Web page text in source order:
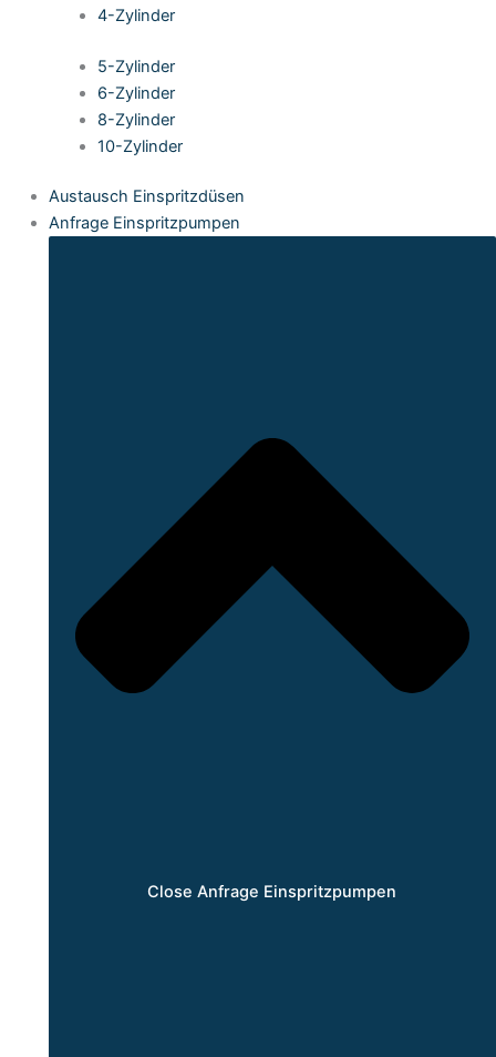
4-Zylinder
5-Zylinder
6-Zylinder
8-Zylinder
10-Zylinder
Austausch Einspritzdüsen
Anfrage Einspritzpumpen
Close Anfrage Einspritzpumpen